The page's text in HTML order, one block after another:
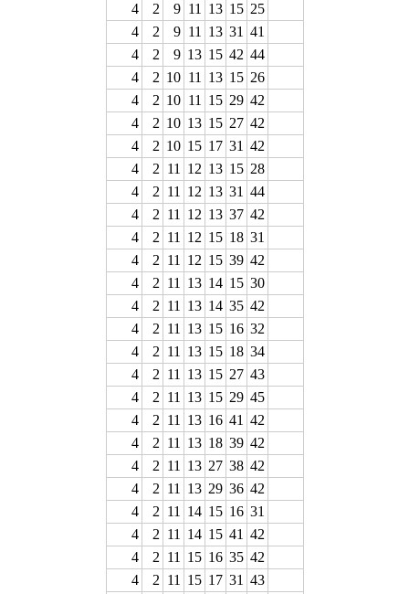
4
2 9 11 13 15 25
4
2 9 11 13 31 41
4
2 9 13 15 42 44
4
2 10 11 13 15 26
4
2 10 11 15 29 42
4
2 10 13 15 27 42
4
2 10 15 17 31 42
4
2 11 12 13 15 28
4
2 11 12 13 31 44
4
2 11 12 13 37 42
4
2 11 12 15 18 31
4
2 11 12 15 39 42
4
2 11 13 14 15 30
4
2 11 13 14 35 42
4
2 11 13 15 16 32
4
2 11 13 15 18 34
4
2 11 13 15 27 43
4
2 11 13 15 29 45
4
2 11 13 16 41 42
4
2 11 13 18 39 42
4
2 11 13 27 38 42
4
2 11 13 29 36 42
4
2 11 14 15 16 31
4
2 11 14 15 41 42
4
2 11 15 16 35 42
4
2 11 15 17 31 43